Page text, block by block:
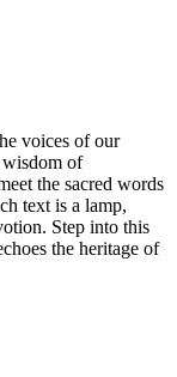
voices of our
wisdom of
the sacred words
text is a lamp,
Step into this
the heritage of